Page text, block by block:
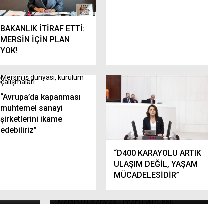
BAKANLIK İTİRAF ETTİ:
MERSİN İÇİN PLAN
YOK!
“Avrupa’da kapanması
muhtemel sanayi
şirketlerini ikame
edebiliriz”
“D400 KARAYOLU ARTIK
ULAŞIM DEĞİL, YAŞAM
MÜCADELESİDİR”
“MERSİN ULUSLARARASI
LİMANI, YENİ TAMAMLANAN
EMH2 TERMİNALİNDE İLK 400
METRELİK MEGA GEMİYİ